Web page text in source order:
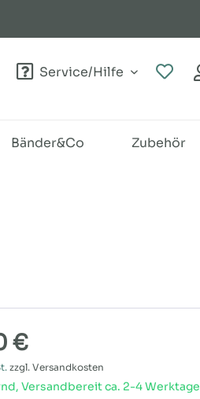
Service/Hilfe
Bänder&Co Zubehör
€
zzgl. Versandkosten
Versandbereit ca. 2-4 Werktage